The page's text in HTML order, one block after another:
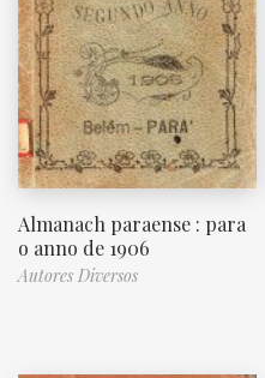
Almanach paraense : para
o anno de 1906
Autores Diversos